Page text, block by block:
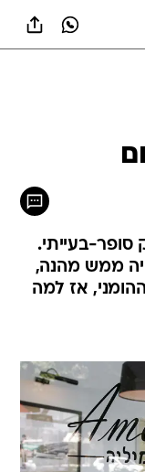
בעייתי.
ממש מהנה,
אז למה